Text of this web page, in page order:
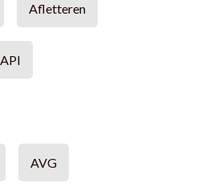
Afletteren
API
AVG